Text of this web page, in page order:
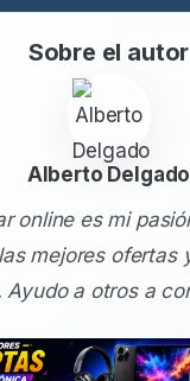
Sobre el autor
Alberto Delgado
online es mi
mejores ofertas
Ayudo a otros a